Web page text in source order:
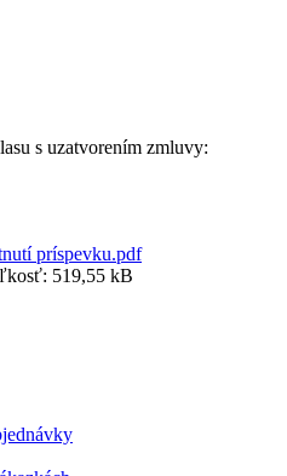
s uzatvorením zmluvy:
príspevku.pdf
519,55 kB